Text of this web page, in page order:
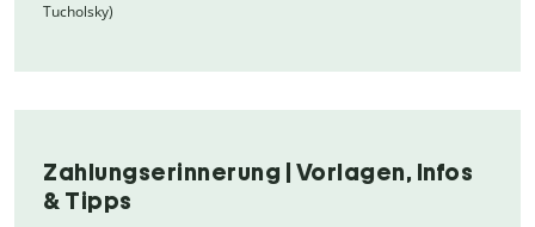
Tucholsky)
Zahlungserinnerung | Vorlagen, Infos
& Tipps